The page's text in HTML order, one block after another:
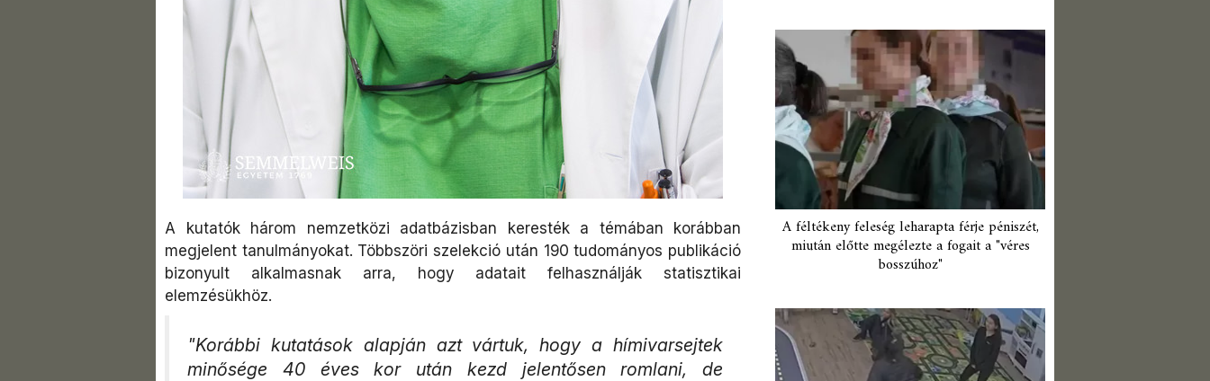
A kutatók három nemzetközi adatbázisban keresték a témában korábban
megjelent tanulmányokat. Többszöri szelekció után 190 tudományos publikáció
bizonyult alkalmasnak arra, hogy adatait felhasználják statisztikai
elemzésükhöz.
"Korábbi kutatások alapján azt vártuk, hogy a hímivarsejtek
minősége 40 éves kor után kezd jelentősen romlani, de
A féltékeny feleség leharapta férje péniszét,
miután előtte megélezte a fogait a "véres
bosszúhoz"